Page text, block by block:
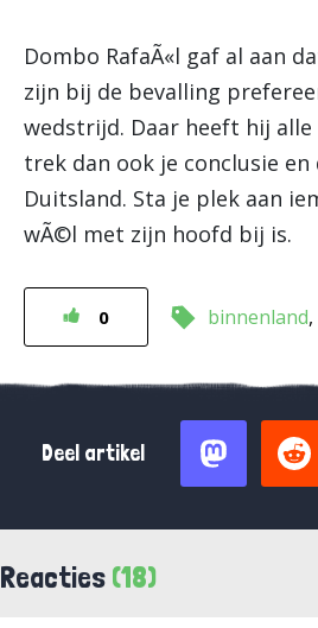
Dombo RafaÃ«l gaf al aan
zijn bij de bevalling
wedstrijd. Daar heeft hij
trek dan ook je conclusie
Duitsland. Sta je plek aan
wÃ©l met zijn hoofd bij is.
0 binnenland
Deel artikel
Reacties (18)